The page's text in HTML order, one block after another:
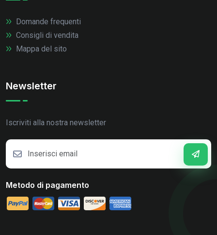
Domande frequenti
Consigli di vendita
Mappa del sito
Newsletter
Iscriviti alla nostra newsletter
Metodo di pagamento